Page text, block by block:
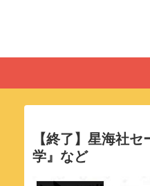
【終了】星海社
学』など